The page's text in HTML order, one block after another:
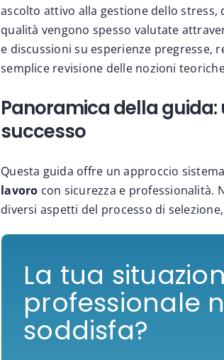
ascolto attivo alla gestione dello
qualità vengono spesso valutate
e discussioni su esperienze pregresse,
semplice revisione delle nozioni
Panoramica della
successo
Questa guida offre un approccio
lavoro con sicurezza e professionalità.
diversi aspetti del processo di
La tua
professionale
soddisfa?